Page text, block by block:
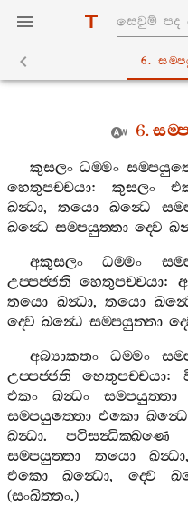
6.
6.
කුසලං ධම‍්මං
හෙතුපච‍්චයා: කුසලං
ඛන්‍ධා, තයො ඛන්‍ධෙ
ඛන්‍ධෙ සම‍්පයුත‍්තා ද‍්වෙ
අකුසලං
ධම‍්මං
උප‍්පජ‍්ජති හෙතුපච‍්චයා:
තයො ඛන්‍ධා,තයො
ද‍්වෙ ඛන්‍ධෙ සම‍්පයුත‍්තා
අබ්‍යාකතං
ධම‍්මං
උප‍්පජ‍්ජති
හෙතුපච‍්චයා:
එකං
ඛන්‍ධං සම‍්පයුත‍්තා
සම‍්පයුත‍්තො එකො
ඛන්‍ධා. පටිසන්‍ධික‍්ඛණෙ
සම‍්පයුත‍්තා
තයො ඛන්‍ධා
එකො
ඛන්‍ධො, ද‍්වෙ
(සංඛිත‍්තං.)